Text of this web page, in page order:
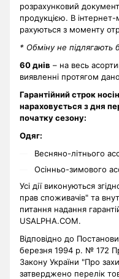
розрахунковий
продукцією. В інтернет-
рахуються з моменту
* Обміну не підлягають
60 днів – на весь
виявленні протягом
Гарантійний строк
нараховується з дня
початку сезону:
Одяг:
Весняно-літнього
Осінньо-зимового
Усі дії виконуються
прав споживачів" та
питання надання
USALPHA.COM.
Відповідно до Постанови
березня 1994 р. № 172
Закону України "Про
затверджено перелік